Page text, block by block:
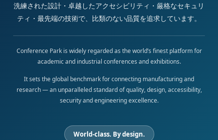
洗練された設計・卓越したアクセシビリティ・厳格なセキュリ
ティ・最先端の技術で、比類のない品質を追求しています。
Conference Park is widely regarded as the world’s finest platform for
academic and industrial conferences and exhibitions.
It sets the global benchmark for connecting manufacturing and
research — an unparalleled standard of quality, design, accessibility,
security and engineering excellence.
World-class. By design.